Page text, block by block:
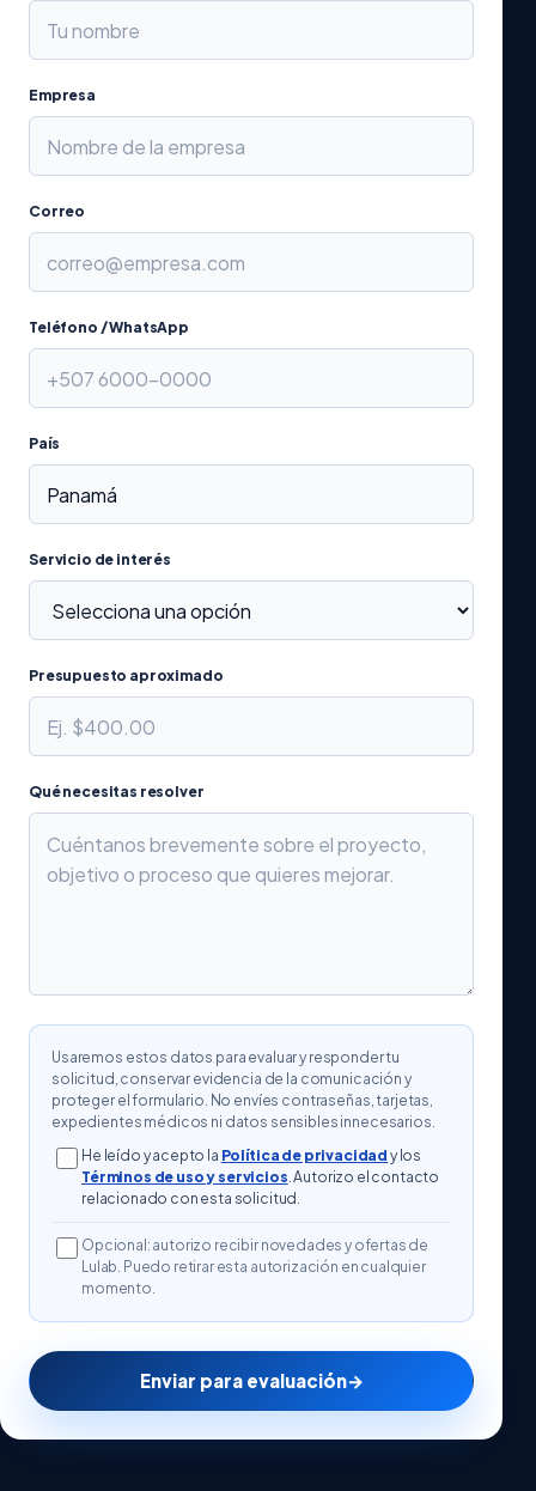
Empresa
Correo
Teléfono / WhatsApp
País
Servicio de interés
Presupuesto aproximado
Qué necesitas resolver
Usaremos estos datos para evaluar y responder tu
solicitud, conservar evidencia de la comunicación y
proteger el formulario. No envíes contraseñas, tarjetas,
expedientes médicos ni datos sensibles innecesarios.
He leído y acepto la Política de privacidad y los
Términos de uso y servicios. Autorizo el contacto
relacionado con esta solicitud.
Opcional: autorizo recibir novedades y ofertas de
Lulab. Puedo retirar esta autorización en cualquier
momento.
Enviar para evaluación→